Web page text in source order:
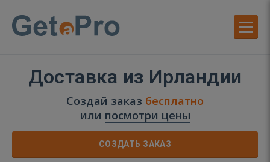
Доставка из Ирландии
Создай заказ бесплатно
или посмотри цены
СОЗДАТЬ ЗАКАЗ